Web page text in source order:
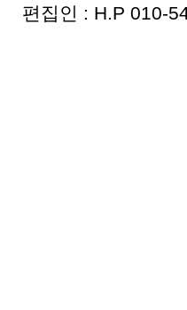
편집인 : H.P 010-